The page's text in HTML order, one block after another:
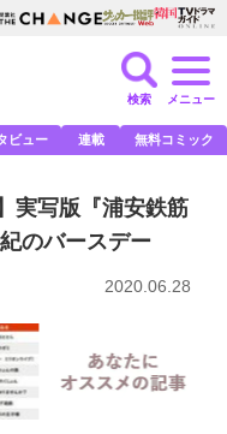
検索 メニュー
ビュー 連載 無料コミック
実写版『浦安鉄筋
のバースデー
2020.06.28